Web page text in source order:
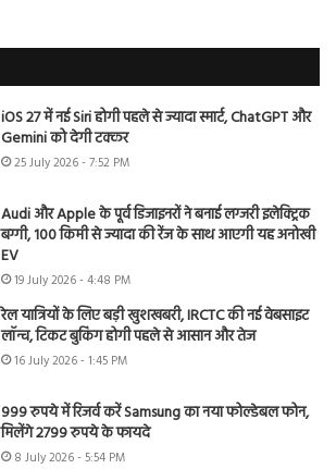
iOS 27 में नई Siri होगी पहले से ज्यादा स्मार्ट, ChatGPT और
Gemini को देगी टक्कर
25 July 2026 - 7:52 PM
Audi और Apple के पूर्व डिजाइनरों ने बनाई लग्जरी इलेक्ट्रिक
बग्गी, 100 किमी से ज्यादा की रेंज के साथ आएगी यह अनोखी
EV
19 July 2026 - 4:48 PM
रेल यात्रियों के लिए बड़ी खुशखबरी, IRCTC की नई वेबसाइट
लॉन्च, टिकट बुकिंग होगी पहले से आसान और तेज
16 July 2026 - 1:45 PM
999 रुपये में रिजर्व करें Samsung का नया फोल्डेबल फोन,
मिलेंगे 2799 रुपये के फायदे
8 July 2026 - 5:54 PM